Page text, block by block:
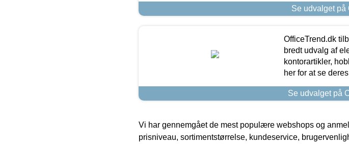
Se udvalget på
OfficeTrend.dk
bredt udvalg af
kontorartikler,
her for at se
Se udvalget på
Vi har gennemgået de mest populære webshops og
prisniveau, sortimentstørrelse, kundeservice,